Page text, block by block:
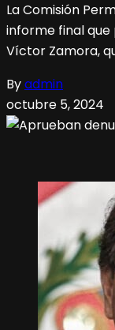
La Comisión
informe final que
Víctor Zamora,
Byadmin
octubre 5, 2024